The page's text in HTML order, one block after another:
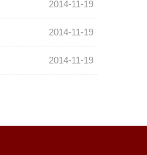
2014-11-19
2014-11-19
2014-11-19